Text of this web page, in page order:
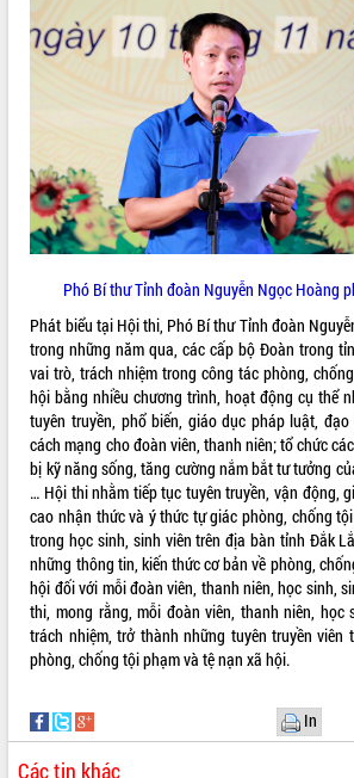
Kết nối tour, đẩy mạnh chuyển đổi số
để phát triển du lịch Đắk Lắk
Khởi động Dự án Đầu tư xây dựng hạ
tầng kỹ thuật Cụm công nghiệp Tân
Gặp mặt các cơ quan báo chí nhân Kỷ
niệm 101 năm Ngày Báo chí Cách
mạng Việt Nam
Đắk Lắk sơ kết 4 năm triển khai thực
hiện Đề án 06 của Chính phủ
Họp báo thông tin về Hội nghị Công bố
Quy hoạch và Xúc tiến đầu tư tỉnh Đắk
Lắk
Khơi thông điểm nghẽn, đẩy nhanh
giải ngân vốn khắc phục thiên tai
HĐND tỉnh thông qua điều chỉnh Quy
hoạch tỉnh thời kỳ 2021-2030
Hội thảo góp ý hồ sơ điều chỉnh quy
hoạch tỉnh Đắk Lắk thời kỳ 2021-2030,
tầm nhìn đến năm 2050
Nâng cao hiệu quả hoạt động của các
doanh nghiệp nhà nước
Hội nghị triển khai kết nối mạng
truyền số liệu chuyên dùng phục vụ cơ
quan Đảng, Nhà nước
Lễ phát động chuỗi hoạt động chung
Xã Ea Kar bước chuyển mình trong
công tác cải cách hành chính mô hình
mới
Phó Bí thư Tỉnh đoàn Nguyễn Ngọc Hoàng
Phát biểu tại Hội thi, Phó Bí thư Tỉnh đoàn
trong những năm qua, các cấp bộ Đoàn trong
vai trò, trách nhiệm trong công tác phòng,
hội bằng nhiều chương trình, hoạt động cụ thể
tuyên truyền, phổ biến, giáo dục pháp luật,
cách mạng cho đoàn viên, thanh niên; tổ chức
bị kỹ năng sống, tăng cường nắm bắt tư tưởng
… Hội thi nhằm tiếp tục tuyên truyền, vận động,
cao nhận thức và ý thức tự giác phòng, chống
trong học sinh, sinh viên trên địa bàn tỉnh Đắk
những thông tin, kiến thức cơ bản về phòng,
hội đối với mỗi đoàn viên, thanh niên, học sinh,
thi, mong rằng, mỗi đoàn viên, thanh niên, học
trách nhiệm, trở thành những tuyên truyền viên
phòng, chống tội phạm và tệ nạn xã hội.
In
Các tin khác